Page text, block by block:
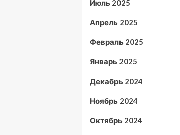
Июль 2025
Апрель 2025
Февраль 2025
Январь 2025
Декабрь 2024
Ноябрь 2024
Октябрь 2024